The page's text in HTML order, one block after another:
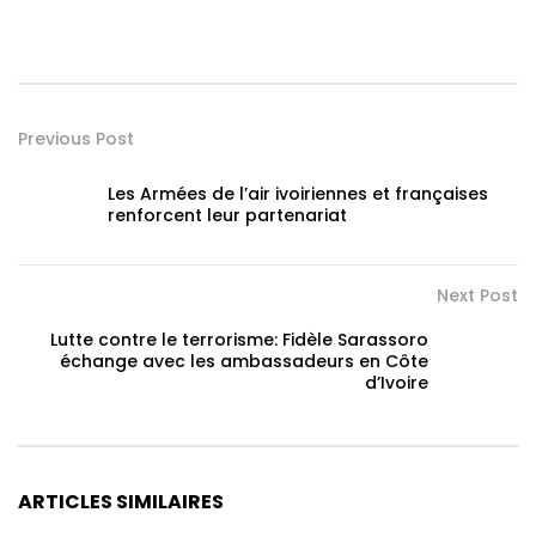
Previous Post
Les Armées de l’air ivoiriennes et françaises
renforcent leur partenariat
Next Post
Lutte contre le terrorisme: Fidèle Sarassoro
échange avec les ambassadeurs en Côte
d’Ivoire
ARTICLES SIMILAIRES